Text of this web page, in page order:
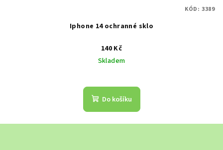
Iphone 14 ochranné sklo
140 Kč
Skladem
Do košíku
KÓD: 3389